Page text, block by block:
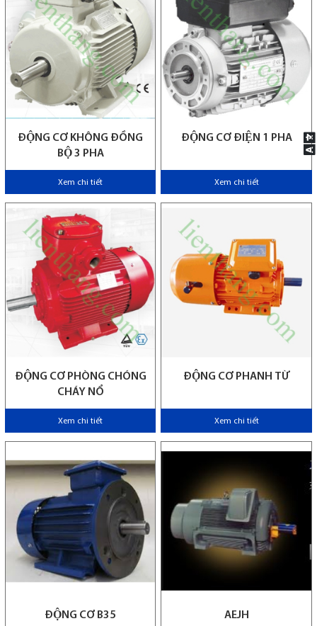
ĐỘNG CƠ KHÔNG ĐỒNG
BỘ 3 PHA
Xem chi tiết
ĐỘNG CƠ ĐIỆN 1 PHA
Xem chi tiết
ĐỘNG CƠ PHÒNG CHÓNG
CHÁY NỔ
Xem chi tiết
ĐỘNG CƠ PHANH TỪ
Xem chi tiết
ĐỘNG CƠ B35 AEJH